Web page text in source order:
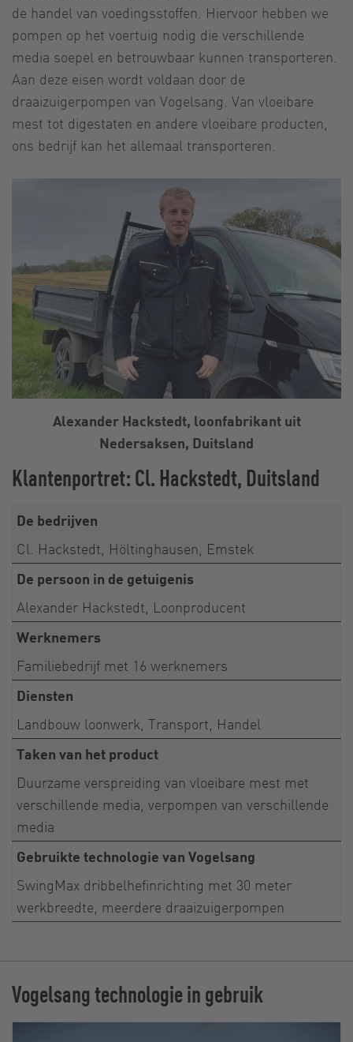
de handel van voedingsstoffen. Hiervoor hebben we
pompen op het voertuig nodig die verschillende
media soepel en betrouwbaar kunnen transporteren.
Aan deze eisen wordt voldaan door de
draaizuigerpompen van Vogelsang. Van vloeibare
mest tot digestaten en andere vloeibare producten,
ons bedrijf kan het allemaal transporteren.
Alexander Hackstedt, loonfabrikant uit
Nedersaksen, Duitsland
Klantenportret: Cl. Hackstedt, Duitsland
De bedrijven
Cl. Hackstedt, Höltinghausen, Emstek
De persoon in de getuigenis
Alexander Hackstedt, Loonproducent
Werknemers
Familiebedrijf met 16 werknemers
Diensten
Landbouw loonwerk, Transport, Handel
Taken van het product
Duurzame verspreiding van vloeibare mest met
verschillende media, verpompen van verschillende
media
Gebruikte technologie van Vogelsang
SwingMax dribbelhefinrichting met 30 meter
werkbreedte, meerdere draaizuigerpompen
Vogelsang technologie in gebruik